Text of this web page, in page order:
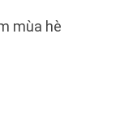
mùa hè